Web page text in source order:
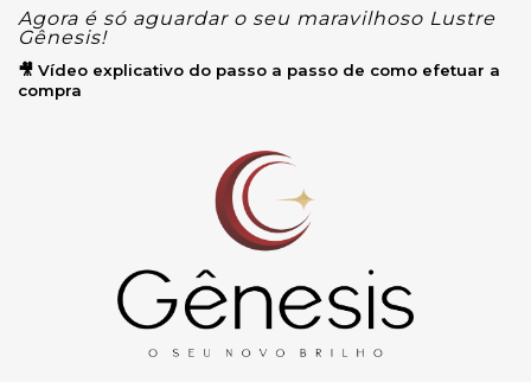
Agora é só aguardar o seu maravilhoso Lustre
Gênesis!
🎥 Vídeo explicativo do passo a passo de como efetuar a
compra